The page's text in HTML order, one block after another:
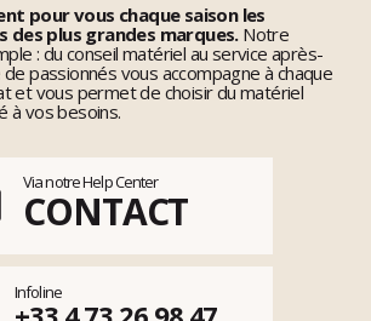
pour vous chaque saison les
des plus grandes marques.Notre
: du conseil matériel au service après-
passionnés vous accompagne à chaque
et vous permet de choisir du matériel
à vos besoins.
Via notre Help Center
CONTACT
Infoline